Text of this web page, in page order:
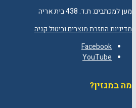
מען למכתבים: ת.ד. 438 בית אריה
מדיניות החזרת מוצרים וביטול קניה
Facebook
YouTube
מה במגזין?